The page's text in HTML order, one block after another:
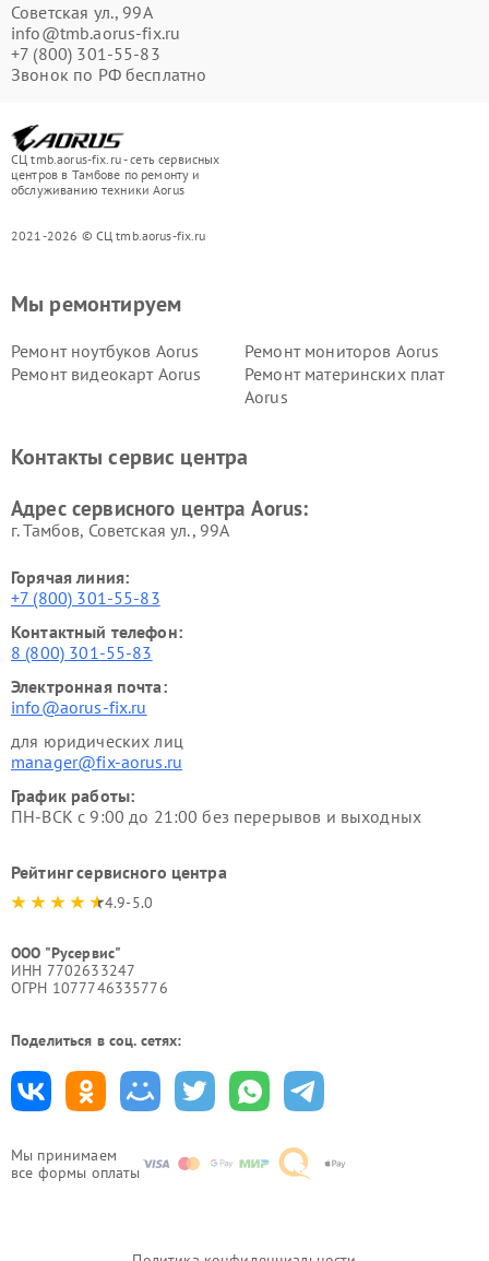
Советская ул., 99А
info@tmb.aorus-fix.ru
+7 (800) 301-55-83
Звонок по РФ бесплатно
СЦ tmb.aorus-fix.ru - сеть сервисных
центров в Тамбове по ремонту и
обслуживанию техники Aorus
2021-2026 © СЦ tmb.aorus-fix.ru
Мы принимаем
все формы оплаты
Мы ремонтируем
Ремонт ноутбуков Aorus
Ремонт мониторов Aorus
Ремонт видеокарт Aorus
Ремонт материнских плат
Aorus
Контакты сервис центра
Адрес сервисного центра Aorus:
г. Тамбов, Советская ул., 99А
Горячая линия:
+7 (800) 301-55-83
Контактный телефон:
8 (800) 301-55-83
Электронная почта:
info@aorus-fix.ru
для юридических лиц
manager@fix-aorus.ru
График работы:
ПН-ВСК с 9:00 до 21:00 без перерывов и выходных
Рейтинг сервисного центра
4.9-5.0
ООО "Русервис"
ИНН 7702633247
ОГРН 1077746335776
Поделиться в соц. сетях: